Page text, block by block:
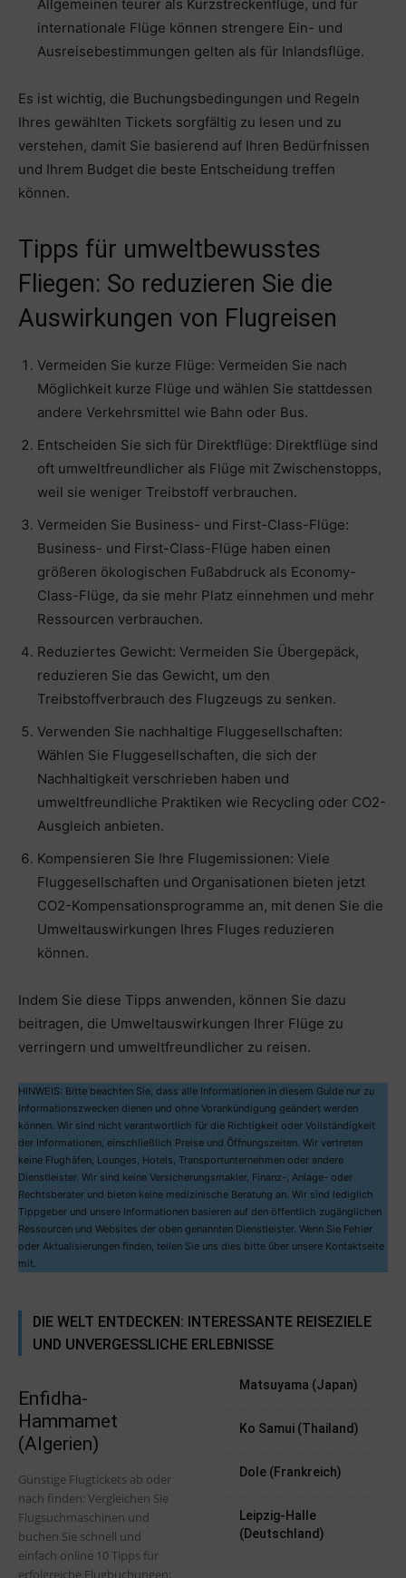
Allgemeinen teurer als Kurzstreckenflüge, und für
internationale Flüge können strengere Ein- und
Ausreisebestimmungen gelten als für Inlandsflüge.
Es ist wichtig, die Buchungsbedingungen und Regeln
Ihres gewählten Tickets sorgfältig zu lesen und zu
verstehen, damit Sie basierend auf Ihren Bedürfnissen
und Ihrem Budget die beste Entscheidung treffen
können.
Tipps für umweltbewusstes
Fliegen: So reduzieren Sie die
Auswirkungen von Flugreisen
Vermeiden Sie kurze Flüge: Vermeiden Sie nach
Möglichkeit kurze Flüge und wählen Sie stattdessen
andere Verkehrsmittel wie Bahn oder Bus.
Entscheiden Sie sich für Direktflüge: Direktflüge sind
oft umweltfreundlicher als Flüge mit Zwischenstopps,
weil sie weniger Treibstoff verbrauchen.
Vermeiden Sie Business- und First-Class-Flüge:
Business- und First-Class-Flüge haben einen
größeren ökologischen Fußabdruck als Economy-
Class-Flüge, da sie mehr Platz einnehmen und mehr
Ressourcen verbrauchen.
Reduziertes Gewicht: Vermeiden Sie Übergepäck,
reduzieren Sie das Gewicht, um den
Treibstoffverbrauch des Flugzeugs zu senken.
Verwenden Sie nachhaltige Fluggesellschaften:
Wählen Sie Fluggesellschaften, die sich der
Nachhaltigkeit verschrieben haben und
umweltfreundliche Praktiken wie Recycling oder CO2-
Ausgleich anbieten.
Kompensieren Sie Ihre Flugemissionen: Viele
Fluggesellschaften und Organisationen bieten jetzt
CO2-Kompensationsprogramme an, mit denen Sie die
Umweltauswirkungen Ihres Fluges reduzieren
können.
Indem Sie diese Tipps anwenden, können Sie dazu
beitragen, die Umweltauswirkungen Ihrer Flüge zu
verringern und umweltfreundlicher zu reisen.
HINWEIS: Bitte beachten Sie, dass alle Informationen in diesem Guide nur zu
Informationszwecken dienen und ohne Vorankündigung geändert werden
können. Wir sind nicht verantwortlich für die Richtigkeit oder Vollständigkeit
der Informationen, einschließlich Preise und Öffnungszeiten. Wir vertreten
keine Flughäfen, Lounges, Hotels, Transportunternehmen oder andere
Dienstleister. Wir sind keine Versicherungsmakler, Finanz-, Anlage- oder
Rechtsberater und bieten keine medizinische Beratung an. Wir sind lediglich
Tippgeber und unsere Informationen basieren auf den öffentlich zugänglichen
Ressourcen und Websites der oben genannten Dienstleister. Wenn Sie Fehler
oder Aktualisierungen finden, teilen Sie uns dies bitte über unsere Kontaktseite
mit.
DIE WELT ENTDECKEN: INTERESSANTE REISEZIELE
UND UNVERGESSLICHE ERLEBNISSE
Enfidha-
Hammamet
(Algerien)
Günstige Flugtickets ab oder
nach finden: Vergleichen Sie
Flugsuchmaschinen und
buchen Sie schnell und
einfach online 10 Tipps für
erfolgreiche Flugbuchungen:
Matsuyama (Japan)
Ko Samui (Thailand)
Dole (Frankreich)
Leipzig-Halle
(Deutschland)